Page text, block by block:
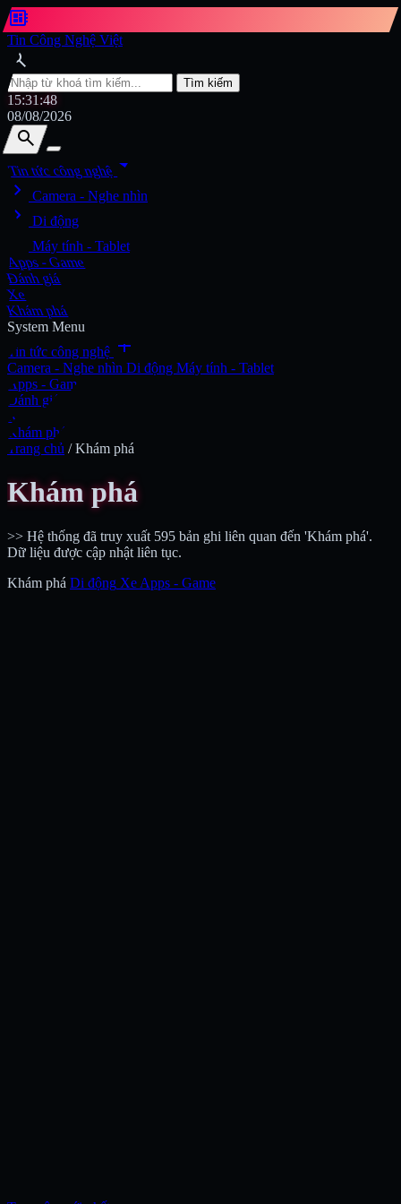
developer_board
Tin Công Nghệ Việt
search
Tìm kiếm
15:31:49
08/08/2026
search
search
Tin tức công nghệarrow_drop_down
chevron_right
Camera - Nghe nhìn
chevron_right Di động
Máy tính - Tablet
Apps - Game
Đánh giá
Xe
Khám phá
System Menu
Tin tức công nghệ add
Camera - Nghe nhìn Di động Máy tính - Tablet
Apps - Game
Đánh giá
Xe
Khám phá
Trang chủ / Khám phá
Khám phá
>> Hệ thống đã truy xuất 595 bản ghi liên quan đến 'Khám phá'.
Dữ liệu được cập nhật liên tục.
Khám phá Di động Xe Apps - Game